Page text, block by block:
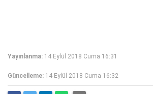
Yayınlanma: 14 Eylül 2018 Cuma 16:31
Güncelleme: 14 Eylül 2018 Cuma 16:32